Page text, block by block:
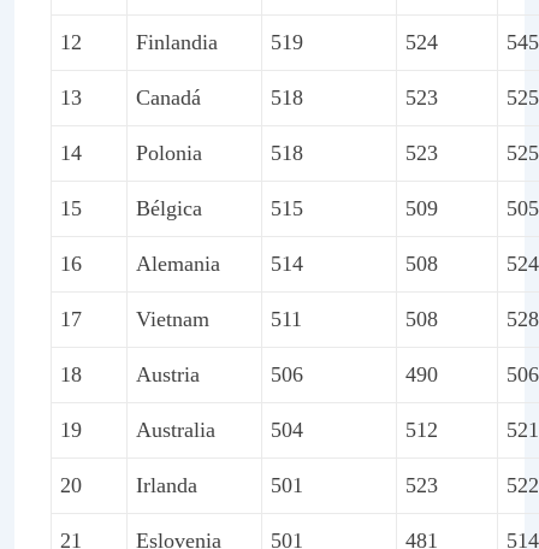
12 Finlandia 519 524 545
13 Canadá 518 523 525
14 Polonia 518 523 525
15 Bélgica 515 509 505
16 Alemania 514 508 524
17 Vietnam 511 508 528
18 Austria 506 490 506
19 Australia 504 512 521
20 Irlanda 501 523 522
21 Eslovenia 501 481 514